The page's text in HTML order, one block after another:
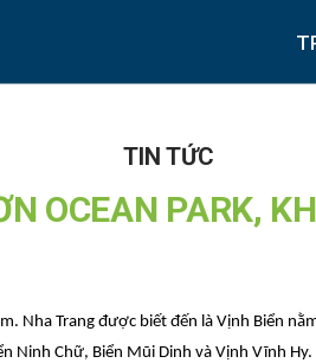
TIN TỨC
OCEAN PARK,
Nha Trang được biết đến là Vịnh Biển
Ninh Chữ, Biển Mũi Dinh và Vịnh Vĩnh Hy.